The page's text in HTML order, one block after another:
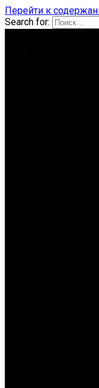
Перейти к
Search for: